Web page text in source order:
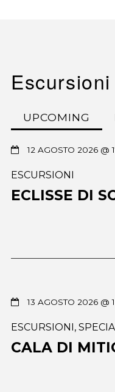
Escursioni
UPCOMING
12 AGOSTO 2026 @
ESCURSIONI
ECLISSE DI
13 AGOSTO 2026 @
ESCURSIONI ,
CALA DI